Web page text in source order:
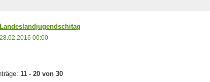
Landeslandjugendschitag
28.02.2016 00:00
11 - 20 von 30